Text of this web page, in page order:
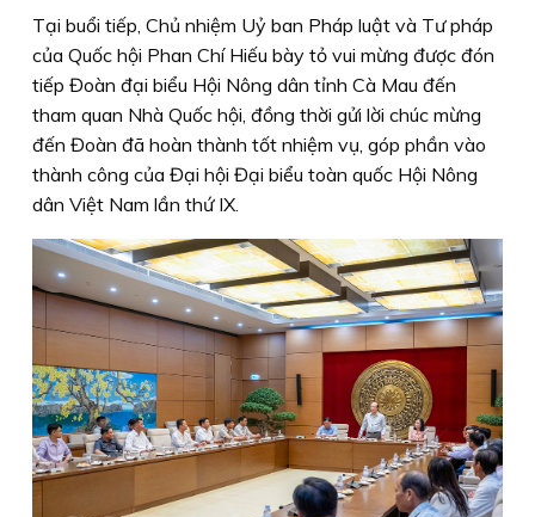
Tại buổi tiếp, Chủ nhiệm Uỷ ban Pháp luật và Tư pháp
của Quốc hội Phan Chí Hiếu bày tỏ vui mừng được đón
tiếp Đoàn đại biểu Hội Nông dân tỉnh Cà Mau đến
tham quan Nhà Quốc hội, đồng thời gửi lời chúc mừng
đến Đoàn đã hoàn thành tốt nhiệm vụ, góp phần vào
thành công của Đại hội Đại biểu toàn quốc Hội Nông
dân Việt Nam lần thứ IX.